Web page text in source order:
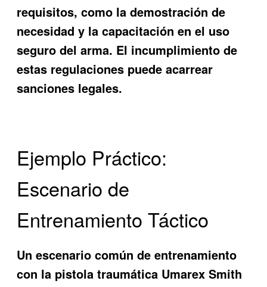
requisitos, como la demostración de
necesidad y la capacitación en el uso
seguro del arma. El incumplimiento de
estas regulaciones puede acarrear
sanciones legales.
Ejemplo Práctico:
Escenario de
Entrenamiento Táctico
Un escenario común de entrenamiento
con la pistola traumática Umarex Smith